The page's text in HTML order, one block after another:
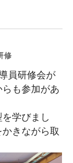
修
員研修会が
も参加があ
学びまし
きながら取